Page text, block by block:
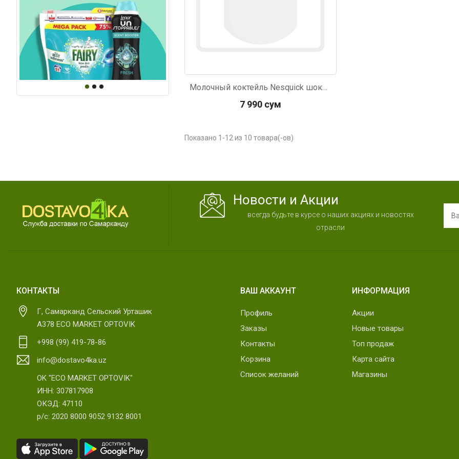
Молочный коктейль Nesquick шоколадный 200мл
7 990 сум
Показано 1-12 из 10 товара(-ов)
Новости и Акции
всегда будьте в курсе о наших акциях и новостях
отрасли
КОНТАКТЫ
Г, Самарканд Сельский Урташик
А378 ECO MARKET OPTOVIK
+998 (99) 419-78-86
info@dostavo4ka.uz
OK "ECO MARKET OPTOVIK"
ИНН: 307817908
ОКЭД: 47110
р/с: 2020 8000 9052 9132 8001
ВАШ АККАУНТ
Профиль
Заказы
Контакты
Корзина
Список желаний
ИНФОРМАЦИЯ
Акции
Новые товары
Топ продаж
Карта сайта
Магазины